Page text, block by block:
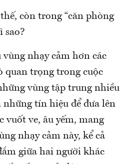
còn trong “căn phòng
sao?
nhạy cảm hơn các
quan trọng trong cuộc
vùng tập trung nhiều
tín hiệu để đưa lên
vuốt ve, âu yếm, mang
nhạy cảm này, kể cả
giữa hai người khác